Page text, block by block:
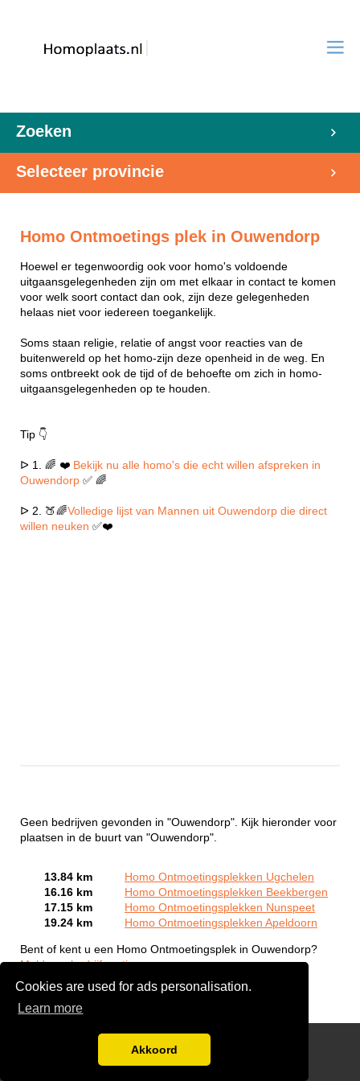
Cookies are used for ads personalisation.
Learn more
Akkoord
Zoeken
Selecteer provincie
Homo Ontmoetings plek in Ouwendorp
Hoewel er tegenwoordig ook voor homo's voldoende
uitgaansgelegenheden zijn om met elkaar in contact te komen
voor welk soort contact dan ook, zijn deze gelegenheden
helaas niet voor iedereen toegankelijk.
Soms staan religie, relatie of angst voor reacties van de
buitenwereld op het homo-zijn deze openheid in de weg. En
soms ontbreekt ook de tijd of de behoefte om zich in homo-
uitgaansgelegenheden op te houden.
Tip 👇
ᐅ 1. 🌈 ❤️ Bekijk nu alle homo's die echt willen afspreken in
Ouwendorp ✅ 🌈
ᐅ 2. 🍑🌈Volledige lijst van Mannen uit Ouwendorp die direct
willen neuken ✅❤️
Geen bedrijven gevonden in "Ouwendorp". Kijk hieronder voor
plaatsen in de buurt van "Ouwendorp".
13.84 km
Homo Ontmoetingsplekken Ugchelen
16.16 km
Homo Ontmoetingsplekken Beekbergen
17.15 km
Homo Ontmoetingsplekken Nunspeet
19.24 km
Homo Ontmoetingsplekken Apeldoorn
Bent of kent u een Homo Ontmoetingsplek in Ouwendorp?
Meld een bedrijf gratis aan